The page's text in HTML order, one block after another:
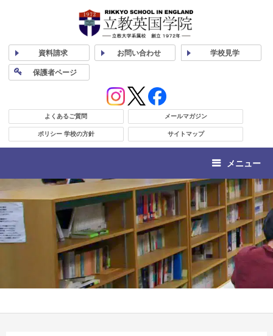
資料請求 お問い合わせ 学校見学
保護者ページ
よくあるご質問 メールマガジン
ポリシー 学校の方針 サイトマップ
メニュー